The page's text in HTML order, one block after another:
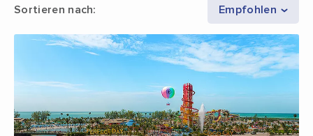
Sortieren nach: Empfohlen